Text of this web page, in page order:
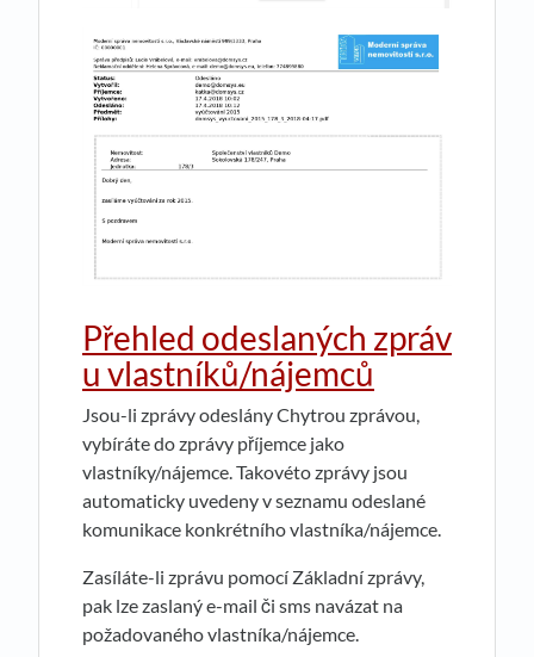
Přehled odeslaných zpráv
u vlastníků/nájemců
Jsou-li zprávy odeslány Chytrou zprávou,
vybíráte do zprávy příjemce jako
vlastníky/nájemce. Takovéto zprávy jsou
automaticky uvedeny v seznamu odeslané
komunikace konkrétního vlastníka/nájemce.
Zasíláte-li zprávu pomocí Základní zprávy,
pak lze zaslaný e-mail či sms navázat na
požadovaného vlastníka/nájemce.